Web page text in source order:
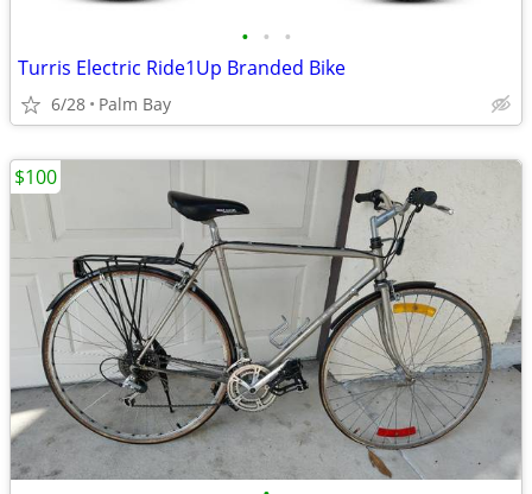
• • •
Turris Electric Ride1Up Branded Bike
6/28 Palm Bay
$100